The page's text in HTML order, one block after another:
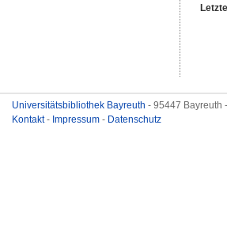
Universitätsbibliothek Bayreuth - 95447 Bayreuth
Kontakt- Impressum - Datenschutz